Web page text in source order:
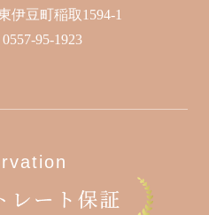
伊豆町稲取1594-1
0557-95-1923